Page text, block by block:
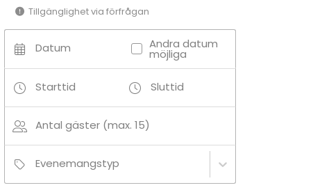
Tillgänglighet via förfrågan
Datum Andra datum
möjliga
Starttid Sluttid
Antal gäster (max. 15)
Evenemangstyp